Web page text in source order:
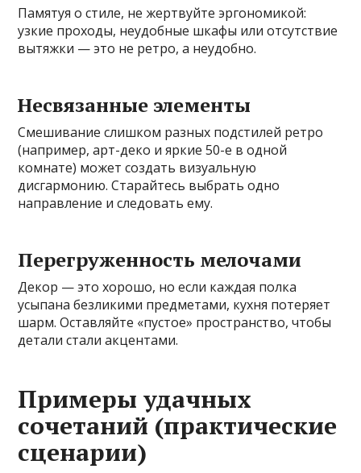
Памятуя о стиле, не жертвуйте эргономикой:
узкие проходы, неудобные шкафы или отсутствие
вытяжки — это не ретро, а неудобно.
Несвязанные элементы
Смешивание слишком разных подстилей ретро
(например, арт-деко и яркие 50-е в одной
комнате) может создать визуальную
дисгармонию. Старайтесь выбрать одно
направление и следовать ему.
Перегруженность мелочами
Декор — это хорошо, но если каждая полка
усыпана безликими предметами, кухня потеряет
шарм. Оставляйте «пустое» пространство, чтобы
детали стали акцентами.
Примеры удачных
сочетаний (практические
сценарии)